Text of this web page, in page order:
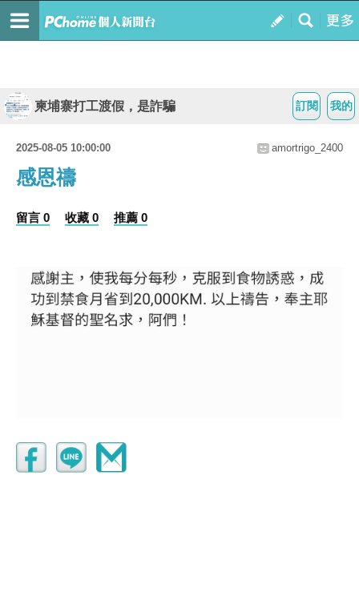
我的
訂閱
柬埔寨打工渡假，是詐騙
2025-08-05 10:00:00 amortrigo_2400
感恩禱
留言 0 收藏 0 推薦 0